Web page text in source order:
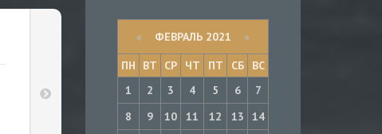
« ФЕВРАЛЬ 2021 »
ПН
ВТ СР ЧТ ПТ СБ
ВС
1
2 3 4 5 6
7
8
9 10 11 12 13
14